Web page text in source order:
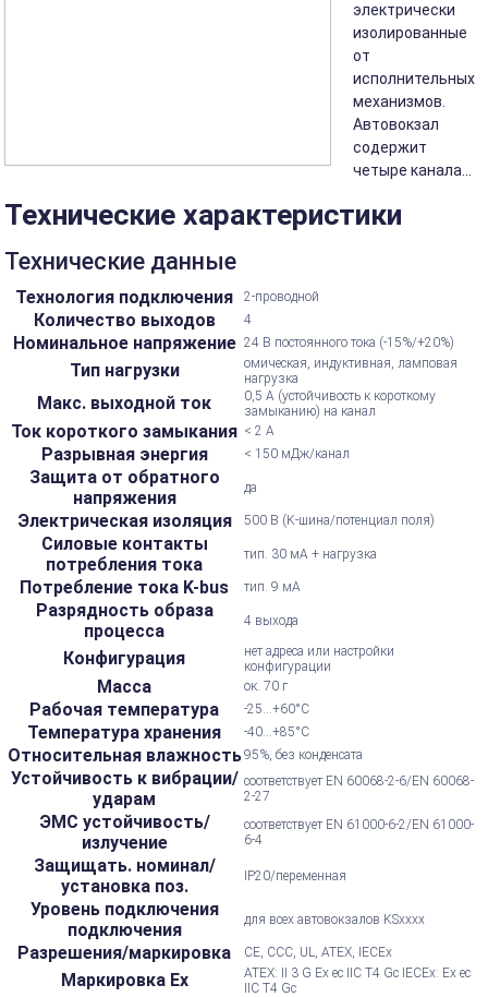
электрически
изолированные
от
исполнительных
механизмов.
Автовокзал
содержит
четыре канала...
Технические характеристики
Технические данные
Технология подключения 2-проводной
Количество выходов 4
Номинальное напряжение 24 В постоянного тока (-15%/+20%)
Тип нагрузки
омическая, индуктивная, ламповая
нагрузка
Макс. выходной ток
0,5 А (устойчивость к короткому
замыканию) на канал
Ток короткого замыкания < 2 А
Разрывная энергия < 150 мДж/канал
Защита от обратного
напряжения
да
Электрическая изоляция 500 В (K-шина/потенциал поля)
Силовые контакты
потребления тока
тип. 30 мА + нагрузка
Потребление тока K-bus тип. 9 мА
Разрядность образа
процесса
4 выхода
Конфигурация
нет адреса или настройки
конфигурации
Масса ок. 70 г
Рабочая температура -25...+60°С
Температура хранения -40...+85°С
Относительная влажность95%, без конденсата
Устойчивость к вибрации/
ударам
соответствует EN 60068-2-6/EN 60068-
2-27
ЭМС устойчивость/
излучение
соответствует EN 61000-6-2/EN 61000-
6-4
Защищать. номинал/
установка поз.
IP20/переменная
Уровень подключения
подключения
для всех автовокзалов KSxxxx
Разрешения/маркировка CE, CCC, UL, ATEX, IECEx
Маркировка Ex
ATEX: II 3 G Ex ec IIC T4 Gc IECEx: Ex ec
IIC T4 Gc